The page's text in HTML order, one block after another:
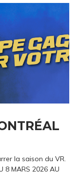
la saison du VR.
8 MARS 2026 AU